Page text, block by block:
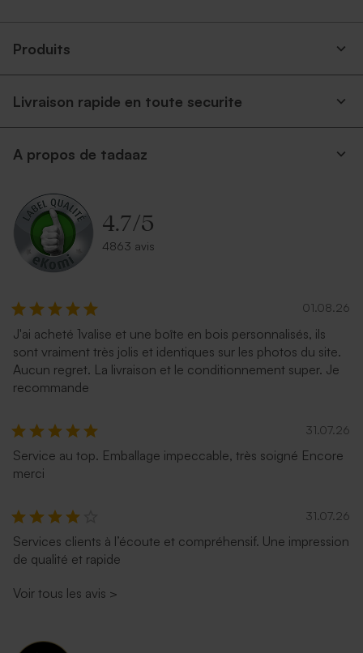
Produits
Livraison rapide en toute securite
A propos de tadaaz
4.7/5
4863 avis
01.08.26
J'ai acheté 1valise et une boîte en bois personnalisés, ils
sont vraiment très jolis et identiques sur les photos du site.
Aucun regret. La livraison et le conditionnement super. Je
recommande
31.07.26
Service au top. Emballage impeccable, très soigné Encore
merci
31.07.26
Services clients à l’écoute et compréhensif. Une impression
de qualité et rapide
Voir tous les avis >